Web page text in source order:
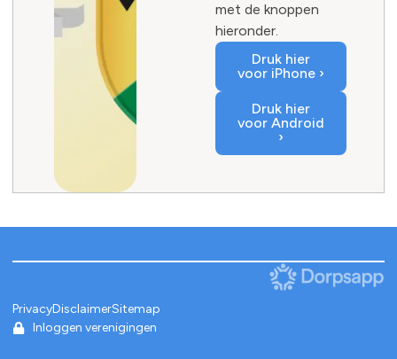
met de knoppen
hieronder.
Druk hier
voor iPhone ›
Druk hier
voor Android
›
PrivacyDisclaimerSitemap
Inloggen verenigingen